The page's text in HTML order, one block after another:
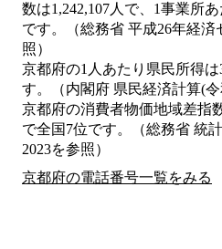
数は1,242,107人で、1事業所
です。（総務省 平成26年経済
照）
京都府の1人あたり県民所得
す。（内閣府 県民経済計算(令
京都府の消費者物価地域差指
で全国7位です。（総務省 統
2023を参照）
京都府の電話番号一覧をみる